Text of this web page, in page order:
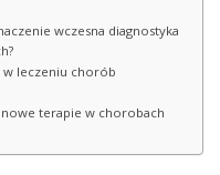
wczesna diagnostyka
w leczeniu chorób
nowe terapie w chorobach